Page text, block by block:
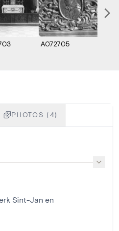
A072705
PHOTOS (4)
Sint-Jan en